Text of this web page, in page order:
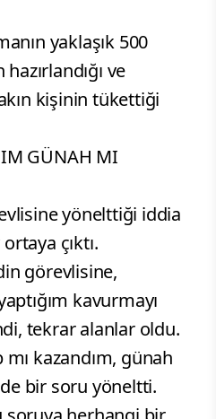
yaklaşık 500
ve
kişinin tükettiği
GÜNAH MI
yönelttiği iddia
çıktı.
görevlisine,
kavurmayı
tekrar alanlar oldu.
kazandım, günah
bir soru yöneltti.